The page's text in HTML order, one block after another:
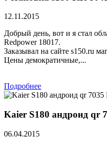
12.11.2015
Добрый день, вот и я стал
Redpower 18017.
Заказывал на сайте s150.ru
Цены демократичные,...
Подробнее
Kaier S180 андроид qr
06.04.2015